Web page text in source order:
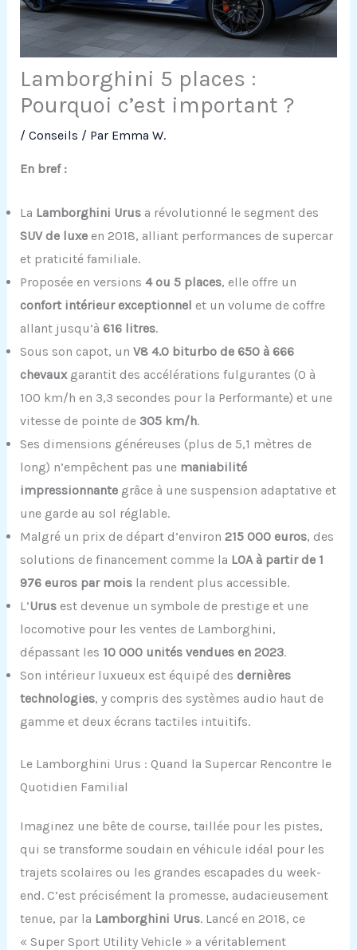
Lamborghini 5 places :
Pourquoi c’est important ?
/ Conseils / Par Emma W.
En bref :
La Lamborghini Urusa révolutionné le segment des
SUV de luxeen 2018, alliant performances de supercar
et praticité familiale.
Proposée en versions 4 ou 5 places, elle offre un
confort intérieur exceptionnel et un volume de coffre
allant jusqu’à 616 litres.
Sous son capot, un V8 4.0 biturbo de 650 à 666
chevauxgarantit des accélérations fulgurantes (0 à
100 km/h en 3,3 secondes pour la Performante) et une
vitesse de pointe de 305 km/h.
Ses dimensions généreuses (plus de 5,1 mètres de
long) n’empêchent pas une maniabilité
impressionnantegrâce à une suspension adaptative et
une garde au sol réglable.
Malgré un prix de départ d’environ 215 000 euros, des
solutions de financement comme la LOA à partir de 1
976 euros par moisla rendent plus accessible.
L’Urusest devenue un symbole de prestige et une
locomotive pour les ventes de Lamborghini,
dépassant les 10 000 unités vendues en 2023.
Son intérieur luxueux est équipé des dernières
technologies, y compris des systèmes audio haut de
gamme et deux écrans tactiles intuitifs.
Le Lamborghini Urus : Quand la Supercar Rencontre le
Quotidien Familial
Imaginez une bête de course, taillée pour les pistes,
qui se transforme soudain en véhicule idéal pour les
trajets scolaires ou les grandes escapades du week-
end. C’est précisément la promesse, audacieusement
tenue, par la Lamborghini Urus. Lancé en 2018, ce
« Super Sport Utility Vehicle » a véritablement